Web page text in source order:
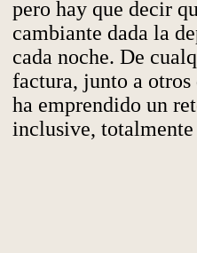
pero hay que decir
cambiante dada la
cada noche. De
factura, junto a otros
ha emprendido un
inclusive,